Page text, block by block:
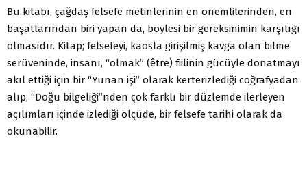
Bu kitabı, çağdaş felsefe metinlerinin en önemlilerinden, en
başatlarından biri yapan da, böylesi bir gereksinimin karşılığı
olmasıdır. Kitap; felsefeyi, kaosla girişilmiş kavga olan bilme
serüveninde, insanı, “olmak” (être) fiilinin gücüyle donatmayı
akıl ettiği için bir “Yunan işi” olarak kerterizlediği coğrafyadan
alıp, “Doğu bilgeliği”nden çok farklı bir düzlemde ilerleyen
açılımları içinde izlediği ölçüde, bir felsefe tarihi olarak da
okunabilir.